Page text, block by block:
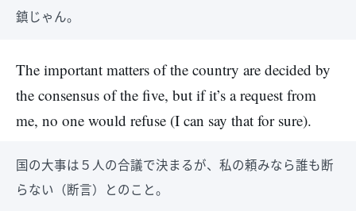
鎮じゃん。
The important matters of the country are decided by
the consensus of the five, but if it’s a request from
me, no one would refuse (I can say that for sure).
国の大事は５人の合議で決まるが、私の頼みなら誰も断
らない（断言）とのこと。